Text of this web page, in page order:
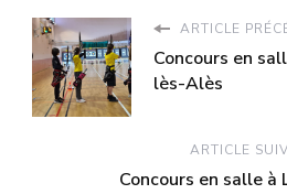
ARTICLE
Concours en
lès-Alès
ARTICLE
Concours en salle à